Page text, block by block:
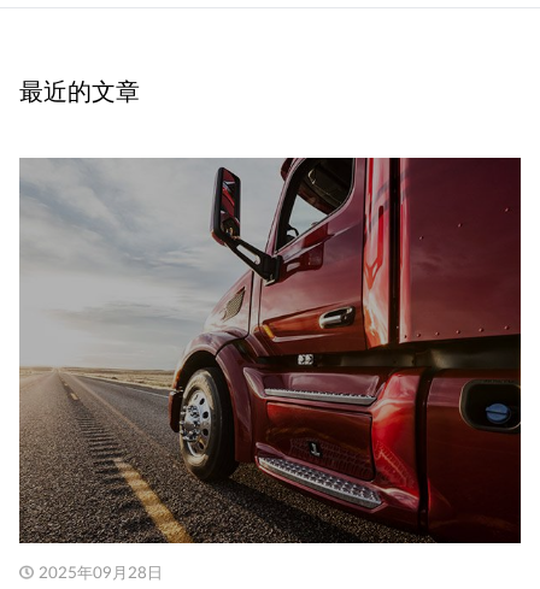
最近的文章
2025年09月28日